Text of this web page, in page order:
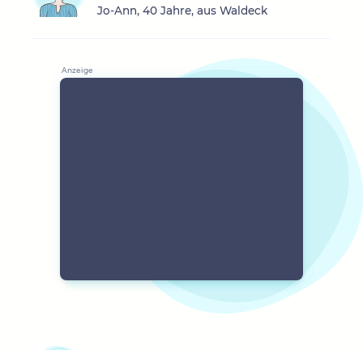
Jo-Ann, 40 Jahre, aus Waldeck